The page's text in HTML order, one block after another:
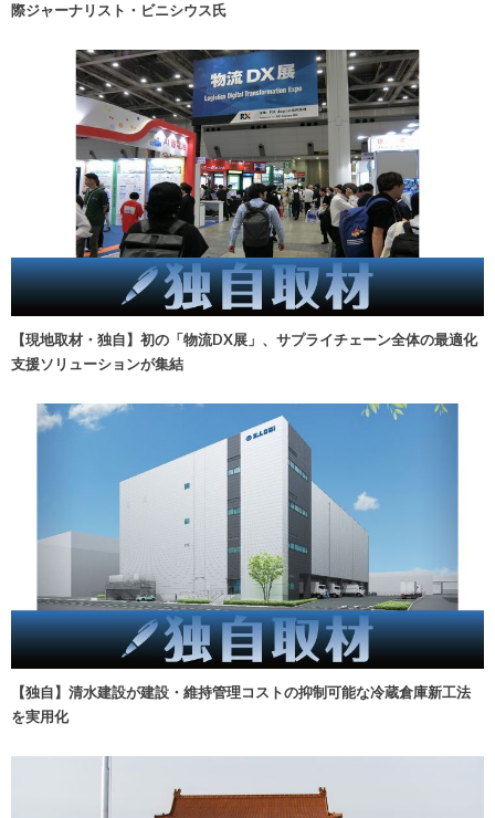
際ジャーナリスト・ビニシウス氏
【現地取材・独自】初の「物流DX展」、サプライチェーン全体の最適化
支援ソリューションが集結
【独自】清水建設が建設・維持管理コストの抑制可能な冷蔵倉庫新工法
を実用化